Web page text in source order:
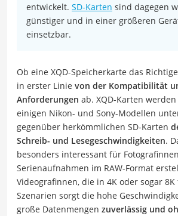
entwickelt. SD-Karten sind dagegen
günstiger und in einer größeren
einsetzbar.
Ob eine XQD-Speicherkarte das
in erster Linie von der Kompatibilität
Anforderungen ab. XQD-Karten
einigen Nikon- und Sony-Modellen
gegenüber herkömmlichen SD-Karten
Schreib- und Lesegeschwindigkeiten.
besonders interessant für
Serienaufnahmen im RAW-Format
Videografinnen, die in 4K oder sogar
Szenarien sorgt die hohe
große Datenmengen zuverlässig und